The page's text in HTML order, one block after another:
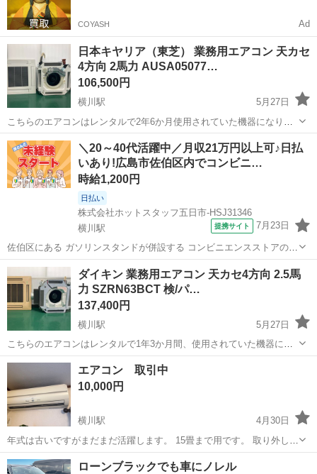
COYASH Ad
日本キヤリア（東芝） 業務用エアコン 天カセ
4方向 2馬力 AUSA05077…
106,500円
横川駅
5月27日
こちらのエアコンはレンタルで2年6か月使用されていた機器になりま
す。 定期的にフィルター清掃を行っており、メンテナンスの行き届い
た状態の良いリユースエアコンとなっています。 【仕様（主なスペッ
ク）】 種...
広島 広島市 季節、空調家電 業務用エアコン
＼20～40代活躍中／月収21万円以上可♪日払
いあり!広島市佐伯区内でコンビニ…
時給1,200円
日払い
株式会社ホットスタッフ五日市-HSJ31346
横川駅
提携サイト 7月23日
佐伯区にある ガソリンスタンドが併設する コンビニエンスストアの
深夜〜朝までを担当する スタッフさんの募集です♪ 人の流れが穏やか
な 時間帯勤務なので ゆったり働きたい方にも◎
┏━━━━━━━━━━━━━━┓ お仕事...
広島 横川駅 コンビニ
ダイキン 業務用エアコン 天カセ4方向 2.5馬
力 SZRN63BCT 検/パ…
137,400円
横川駅
5月27日
こちらのエアコンはレンタルで1年3か月間、使用されていた機器にな
ります。 定期的にフィルター清掃を行っており、メンテナンスの行き
届いた状態の良いリユースエアコンとなっています。 【仕様（主なス
ペック）】 ...
広島 広島市 季節、空調家電
エアコン 取引中
10,000円
横川駅
4月30日
年式は古いですがまだまだ活躍します。 15畳まで用です。 取り外しは
お願いします。
広島 広島市 横川駅 季節、空調家電
ローンブラックでも車にノレル